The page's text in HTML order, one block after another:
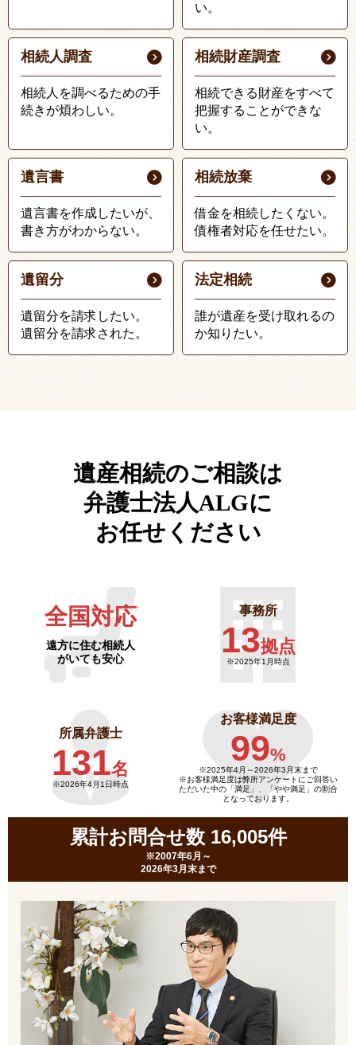
い。
相続人調査
相続人を調べるための手
続きが煩わしい。
相続財産調査
相続できる財産をすべて
把握することができな
い。
遺言書
遺言書を作成したいが、
書き方がわからない。
相続放棄
借金を相続したくない。
債権者対応を任せたい。
遺留分
遺留分を請求したい。
遺留分を請求された。
法定相続
誰が遺産を受け取れるの
か知りたい。
遺産相続のご相談は
弁護士法人ALGに
お任せください
全国対応
遠方に住む相続人
がいても安心
事務所
13拠点
※2025年1月時点
所属弁護士
131名
※2026年4月1日時点
お客様満足度
99%
※2025年4月～2026年3月末まで
※お客様満足度は弊所アンケートにご回答い
ただいた中の「満足」、「やや満足」の割合
となっております。
累計お問合せ数 16,005件
※2007年6月～
2026年3月末まで